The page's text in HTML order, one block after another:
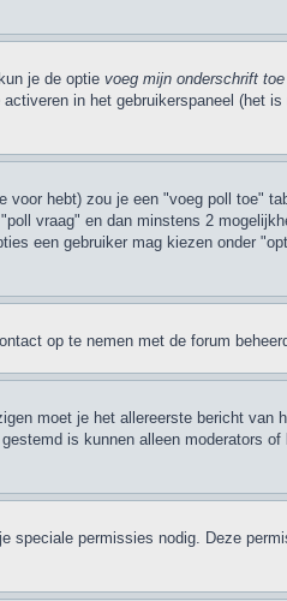
je de optie voeg mijn onderschrift toe
in het gebruikerspaneel (het
hebt) zou je een "voeg poll toe"
vraag" en dan minstens 2
een gebruiker mag kiezen onder
op te nemen met de forum
moet je het allereerste bericht van
is kunnen alleen moderators
speciale permissies nodig. Deze